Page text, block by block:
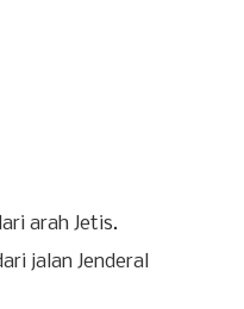
arah Jetis.
jalan Jenderal